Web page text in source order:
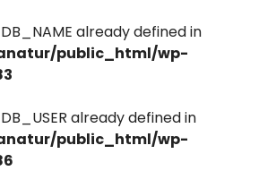
already defined in
public_html/wp-
already defined in
public_html/wp-